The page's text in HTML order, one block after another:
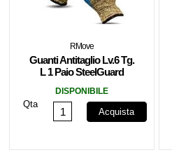
RMove
Guanti Antitaglio Lv.6 Tg.
L 1 Paio SteelGuard
DISPONIBILE
Qta
Acquista